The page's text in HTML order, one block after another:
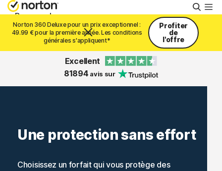
Personnel
Belgique
Norton 360 Deluxe pour un prix exceptionnel :
49.99 € pour la première année. Les conditions
générales s'appliquent*
Profiter
de
l'offre
Excellent
81894 avis sur
Une protection sans effort
Choisissez un forfait qui vous protège des